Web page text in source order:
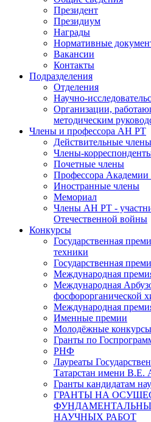
Президент
Президиум
Награды
Нормативные
Вакансии
Контакты
Подразделения
Отделения
Научно-
Организации,
методическим
Члены и профессора АН РТ
Действительные члены
Члены-
Почетные члены
Профессора Академии
Иностранные члены
Мемориал
Члены АН РТ -
Отечественной войны
Конкурсы
Государственная
техники
Государственная
Международная
Международная
фосфорорганической
Международная
Именные премии
Молодёжные конкурсы
Гранты по
РНФ
Лауреаты
Татарстан имени В.Е.
Гранты кандидатам
ГРАНТЫ НА
НАУЧНЫХ РАБОТ